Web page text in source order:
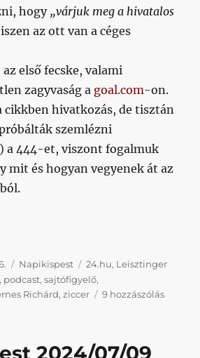
hogy „várjuk meg a hivatalos
az ott van a céges
első fecske, valami
zagyvaság a goal.com-on.
cikkben hivatkozás, de tisztán
szemlézni
a 444-et, viszont fogalmuk
mit és hogyan vegyenek át az
08/06”
Kategória
Napikispest Címke
24.hu, Leisztinger
, podcast,sajtófigyelő,
Richárd,ziccer 9 hozzászólás
2024/07/09